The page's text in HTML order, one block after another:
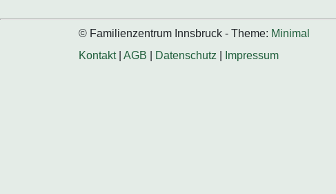
© Familienzentrum Innsbruck - Theme: Minimal
Kontakt| AGB Datenschutz Impressum